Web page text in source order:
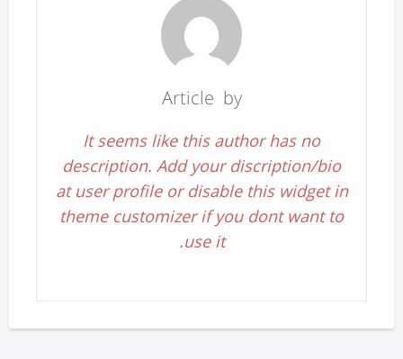
Article by
It seems like this author has no
description. Add your discription/bio
at user profile or disable this widget in
theme customizer if you dont want to
use it.